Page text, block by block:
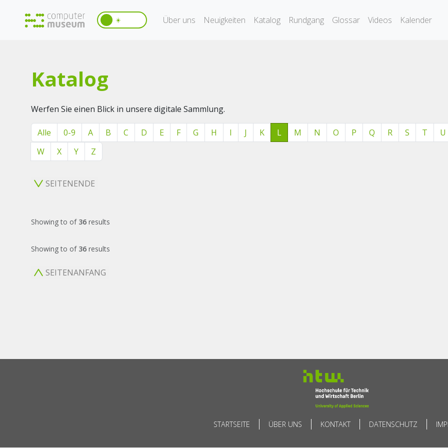
☀️ Über uns Neuigkeiten Katalog Rundgang Glossar Videos Kalender
Katalog
Werfen Sie einen Blick in unsere digitale Sammlung.
Alle 0-9 A B C D E F G H I J K L M N O P Q R S T U
W
X Y Z
SEITENENDE
Showingto of 36 results
Showingto of 36 results
SEITENANFANG
STARTSEITE ÜBER UNS KONTAKT DATENSCHUTZ